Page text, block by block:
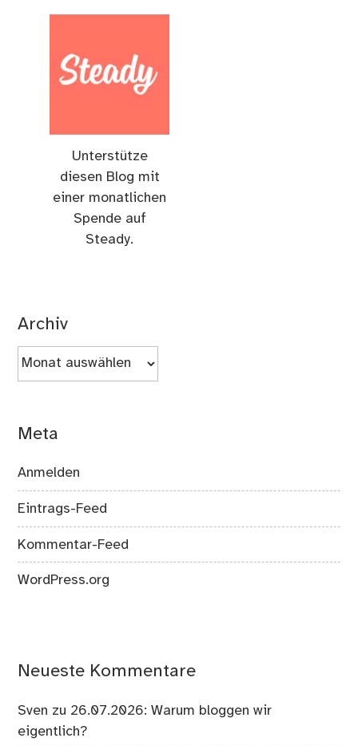
Unterstütze
diesen Blog mit
einer monatlichen
Spende auf
Steady.
Archiv
Archiv
Meta
Anmelden
Eintrags-Feed
Kommentar-Feed
WordPress.org
Neueste Kommentare
Sven zu 26.07.2026: Warum bloggen wir
eigentlich?